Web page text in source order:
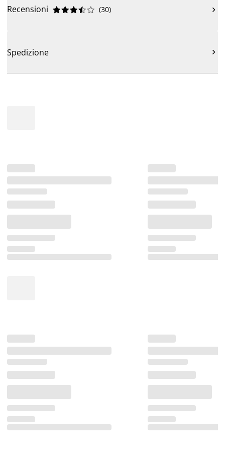
Recensioni 




 (30) 
Spedizione 